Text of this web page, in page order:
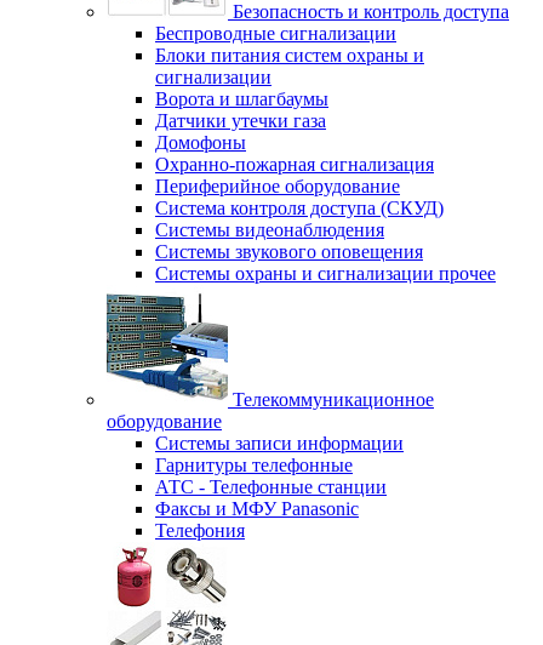
Безопасность и контроль доступа
Беспроводные сигнализации
Блоки питания систем охраны и
сигнализации
Ворота и шлагбаумы
Датчики утечки газа
Домофоны
Охранно-пожарная сигнализация
Периферийное оборудование
Система контроля доступа (СКУД)
Системы видеонаблюдения
Системы звукового оповещения
Системы охраны и сигнализации прочее
Телекоммуникационное
оборудование
Системы записи информации
Гарнитуры телефонные
АТС - Телефонные станции
Факсы и МФУ Panasonic
Телефония